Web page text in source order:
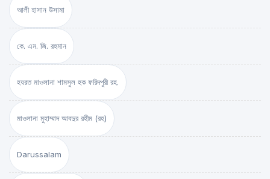
আলী হাসান উসামা
কে. এম. জি. রহমান
হযরত মাওলানা শামসুল হক ফরিদপুরী রহ.
মাওলানা মুহাম্মাদ আবদুর রহীম (রহ)
Darussalam